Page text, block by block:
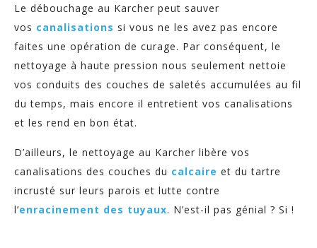
Le débouchage au Karcher peut sauver
vos canalisations si vous ne les avez pas encore
faites une opération de curage. Par conséquent, le
nettoyage à haute pression nous seulement nettoie
vos conduits des couches de saletés accumulées au fil
du temps, mais encore il entretient vos canalisations
et les rend en bon état.
D’ailleurs, le nettoyage au Karcher libère vos
canalisations des couches du calcaire et du tartre
incrusté sur leurs parois et lutte contre
l’enracinement des tuyaux. N’est-il pas génial ? Si !